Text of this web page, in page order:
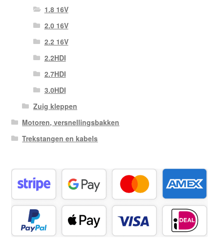
1.8 16V
2.0 16V
2.2 16V
2.2HDI
2.7HDI
3.0HDI
Zuig kleppen
Motoren, versnellingsbakken
Trekstangen en kabels